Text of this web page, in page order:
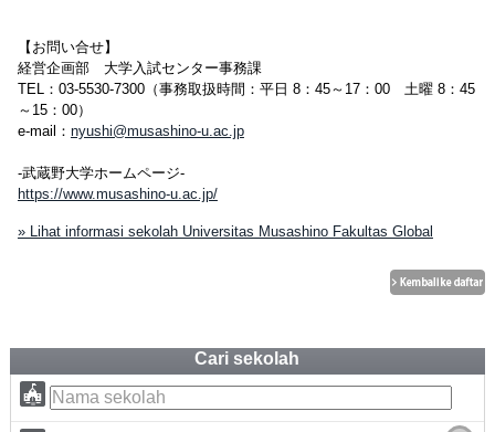
【お問い合せ】
経営企画部 大学入試センター事務課
TEL：03-5530-7300（事務取扱時間：平日 8：45～17：00 土曜 8：45
～15：00）
e-mail： nyushi@musashino-u.ac.jp
-武蔵野大学ホームページ-
https://www.musashino-u.ac.jp/
» Lihat informasi sekolah Universitas Musashino Fakultas Global
Cari sekolah